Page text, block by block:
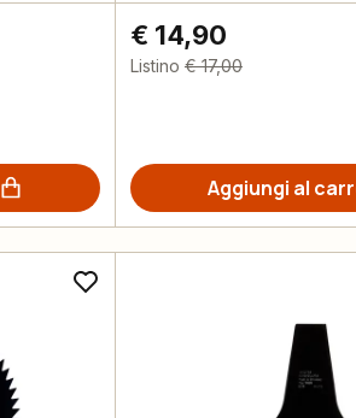
€ 14,90
Listino € 17,00
Aggiungi al